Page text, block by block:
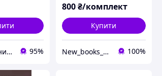
Інтернет-книгарня “На Переломі" 95%
800₴/комплект
Купити
New_books_kiev Книжковий інтернет-склад 100%